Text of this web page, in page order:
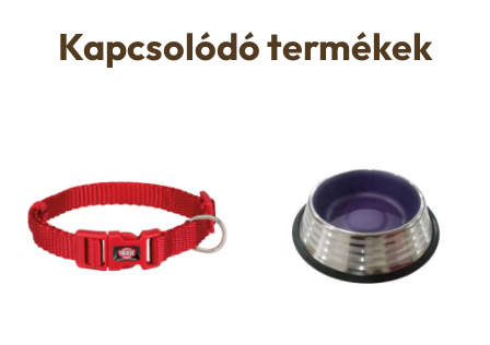
22990 Ft. 20780 Ft.
A
ki
Kapcsolódó termékek